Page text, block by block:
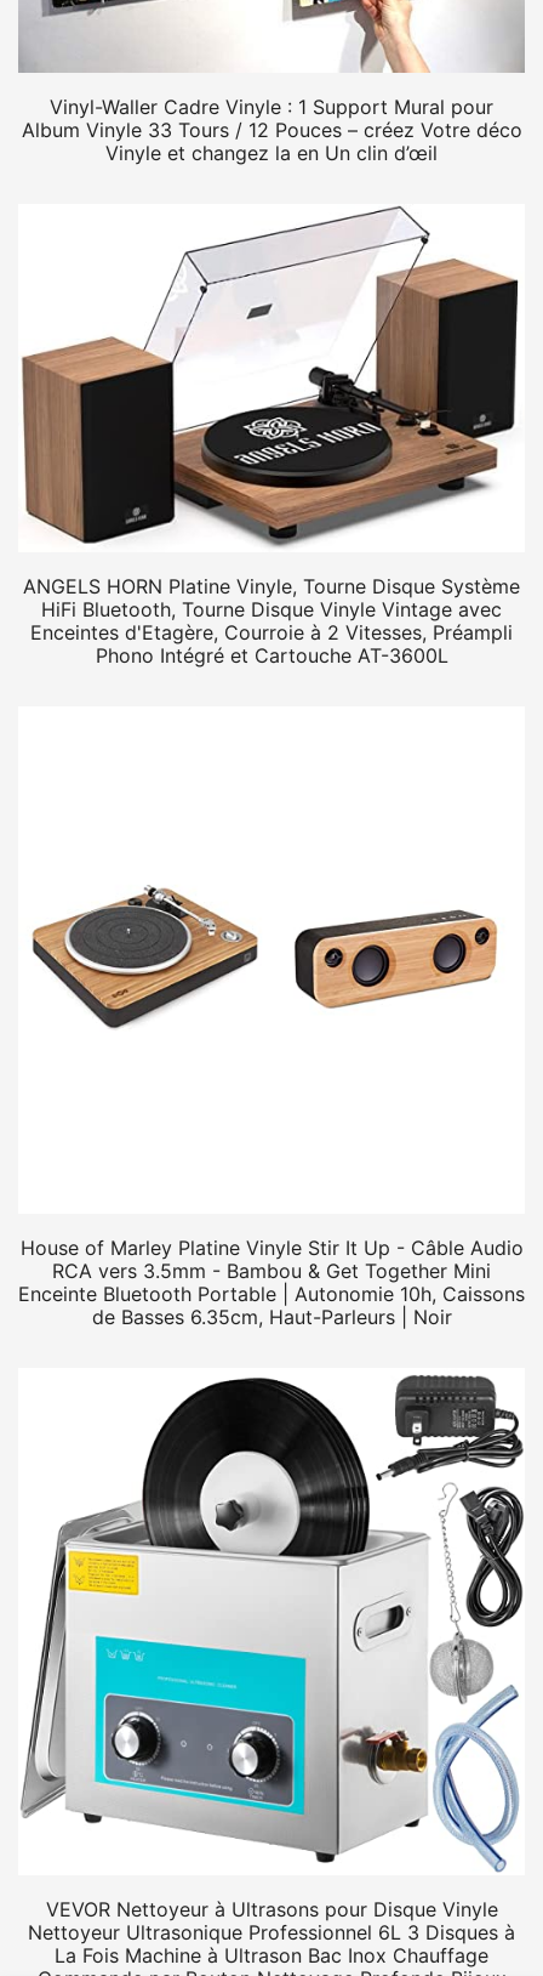
Vinyl-Waller Cadre Vinyle : 1 Support Mural pour
Album Vinyle 33 Tours / 12 Pouces – créez Votre déco
Vinyle et changez la en Un clin d’œil
ANGELS HORN Platine Vinyle, Tourne Disque Système
HiFi Bluetooth, Tourne Disque Vinyle Vintage avec
Enceintes d'Etagère, Courroie à 2 Vitesses, Préampli
Phono Intégré et Cartouche AT-3600L
House of Marley Platine Vinyle Stir It Up - Câble Audio
RCA vers 3.5mm - Bambou & Get Together Mini
Enceinte Bluetooth Portable | Autonomie 10h, Caissons
de Basses 6.35cm, Haut-Parleurs | Noir
VEVOR Nettoyeur à Ultrasons pour Disque Vinyle
Nettoyeur Ultrasonique Professionnel 6L 3 Disques à
La Fois Machine à Ultrason Bac Inox Chauffage